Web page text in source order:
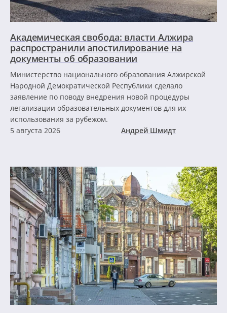
Академическая свобода: власти Алжира
распространили апостилирование на
документы об образовании
Министерство национального образования Алжирской
Народной Демократической Республики сделало
заявление по поводу внедрения новой процедуры
легализации образовательных документов для их
использования за рубежом.
5 августа 2026
Андрей Шмидт